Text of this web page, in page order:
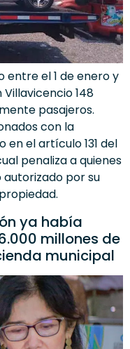
el 1 de enero y
148
pasajeros.
con la
en el artículo 131 del
penaliza a quienes
autorizado por su
ya había
millones de
municipal